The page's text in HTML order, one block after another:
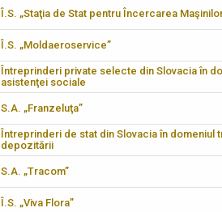
Î.S. „Staţia de Stat pentru Încercarea
Î.S. „Moldaeroservice”
Întreprinderi private selecte din Slovacia în
asistenţei sociale
S.A. „Franzeluţa”
Întreprinderi de stat din Slovacia în domeniul
depozitării
S.A. „Tracom”
Î.S. „Viva Flora”